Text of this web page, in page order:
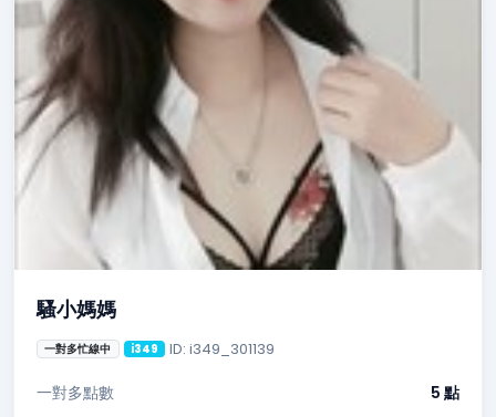
騷小媽媽
一對多忙線中 i349 ID: i349_301139
一對多點數 5 點